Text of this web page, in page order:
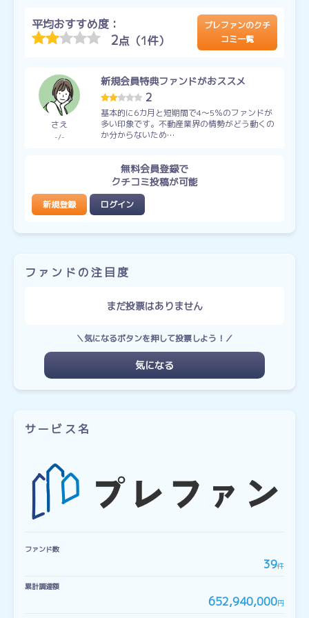
平均おすすめ度：
2点（1件）
プレファンのクチ
コミ一覧
さえ
- -
新規会員特典ファンドがおススメ
2
基本的に6カ月と短期間で4～5％のファンドが
多い印象です。不動産業界の情勢がどう動くの
か分からないため…
無料会員登録で
クチコミ投稿が可能
新規登録 ログイン
ファンドの注目度
まだ投票はありません
＼気になるボタンを押して投票しよう！／
気になる
サービス名
ファンド数
39件
累計調達額
652,940,000円